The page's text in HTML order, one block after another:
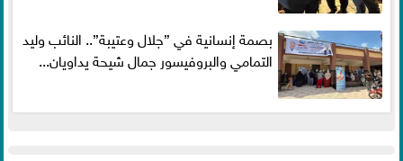
بصمة إنسانية في ”جلال وعتيبة”.. النائب وليد
التمامي والبروفيسور جمال شيحة يداويان...